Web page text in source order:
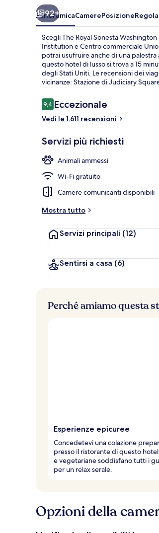
92+
PanoramicaCamerePosizione
Scegli The Royal Sonesta
Institution e Centro commerciale
potrai usufruire anche di una
questo hotel di lusso si trova a 15
degli Stati Uniti. Le recensioni dei
vicinanze: Stazione di Judiciary
Recensioni
9,49,4 su 10
Eccezionale
Vedi le 1.611 recensioni
Servizi più richiesti
Animali ammessi
Wi-Fi gratuito
Camere comunicanti disponibili
Mostra tutto
Servizi principali (12)
Sentirsi a casa (6)
Perché amiamo questa
Esperienze epicuree
Concedetevi una colazione
presso il ristorante di questo
e vegetariane soddisfano tutti i
per un relax serale.
Opzioni della